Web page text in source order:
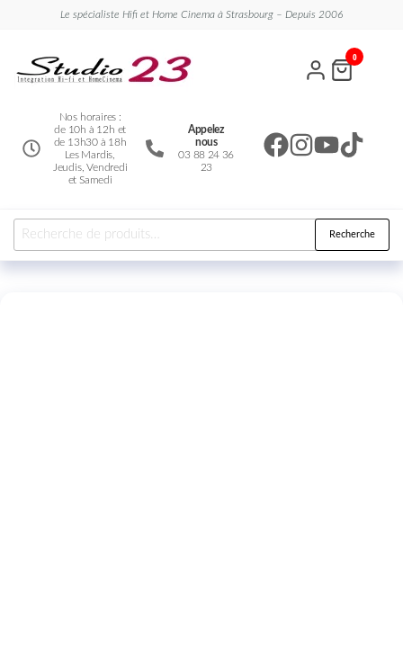
Le spécialiste Hifi et Home Cinema à Strasbourg – Depuis 2006
Nos horaires :
de 10h à 12h et
de 13h30 à 18h
Les Mardis,
Jeudis, Vendredi
et Samedi
Appelez
nous
03 88 24 36
23
0
Recherche